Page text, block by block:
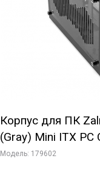
Корпус для ПК
(Gray) Mini ITX PC
Модель: 179602